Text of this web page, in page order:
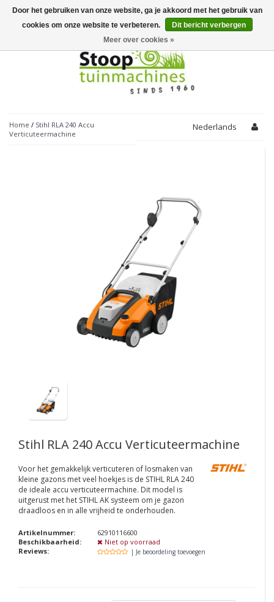
Toggle
navigation
Home / Stihl RLA 240 Accu
Verticuteermachine
Nederlands
Stihl RLA 240 Accu Verticuteermachine
Voor het gemakkelijk verticuteren of losmaken van
kleine gazons met veel hoekjes is de STIHL RLA 240
de ideale accu verticuteermachine. Dit model is
uitgerust met het STIHL AK systeem om je gazon
draadloos en in alle vrijheid te onderhouden.
Artikelnummer:
62910116600
Beschikbaarheid:
Niet op voorraad
Reviews:
| Je beoordeling toevoegen
Door het gebruiken van onze website, ga je akkoord met het gebruik van
cookies om onze website te verbeteren.
Dit bericht verbergen
Meer over cookies »